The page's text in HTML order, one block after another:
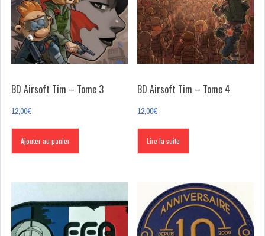
BD Airsoft Tim – Tome 3
12,00€
Ajouter au panier
BD Airsoft Tim – Tome 4
12,00€
Lire la suite